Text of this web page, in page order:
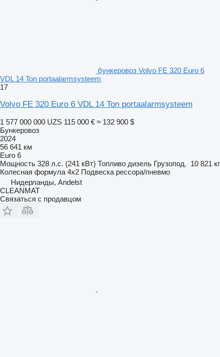
бункеровоз Volvo FE 320 Euro 6
VDL 14 Ton portaalarmsysteem
17
Volvo FE 320 Euro 6 VDL 14 Ton portaalarmsysteem
1 577 000 000 UZS 115 000 € ≈ 132 900 $
Бункеровоз
2024
56 641 км
Euro 6
Мощность 328 л.с. (241 кВт) Топливо дизель Грузопод. 10 821 кг
Колесная формула 4x2 Подвеска рессора/пневмо
Нидерланды, Andelst
CLEANMAT
Связаться с продавцом